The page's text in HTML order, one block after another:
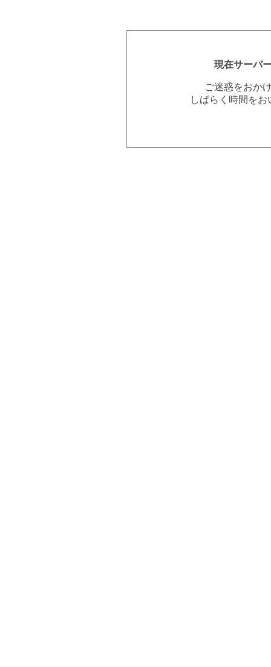
現在サーバ
ご迷惑をおか
しばらく時間を